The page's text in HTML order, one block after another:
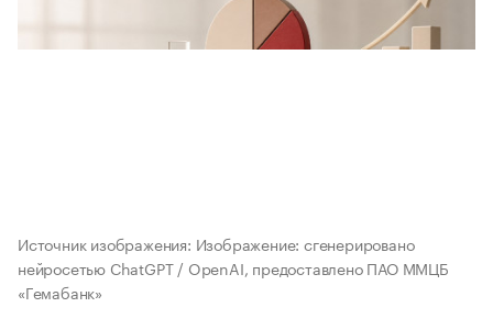
Источник изображения: Изображение: сгенерировано
нейросетью ChatGPT / OpenAI, предоставлено ПАО ММЦБ
«Гемабанк»